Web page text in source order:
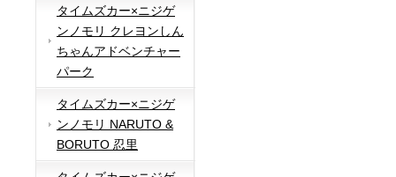
タイムズカー×ニジゲ
ンノモリ クレヨンしん
ちゃんアドベンチャー
パーク
タイムズカー×ニジゲ
ンノモリ NARUTO &
BORUTO 忍里